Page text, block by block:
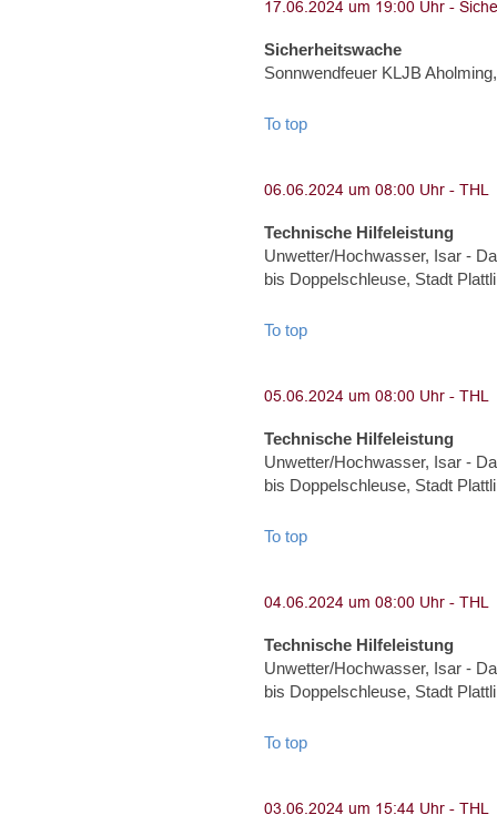
Sicherheitswache
Sonnwendfeuer KLJB
To top
Technische Hilfeleistung
Unwetter/Hochwasser, Isar -
bis Doppelschleuse, Stadt
To top
Technische Hilfeleistung
Unwetter/Hochwasser, Isar -
bis Doppelschleuse, Stadt
To top
Technische Hilfeleistung
Unwetter/Hochwasser, Isar -
bis Doppelschleuse, Stadt
To top